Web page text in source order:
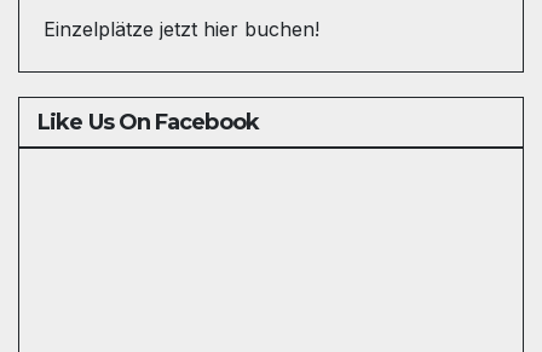
Einzelplätze jetzt hier buchen!
Like Us On Facebook